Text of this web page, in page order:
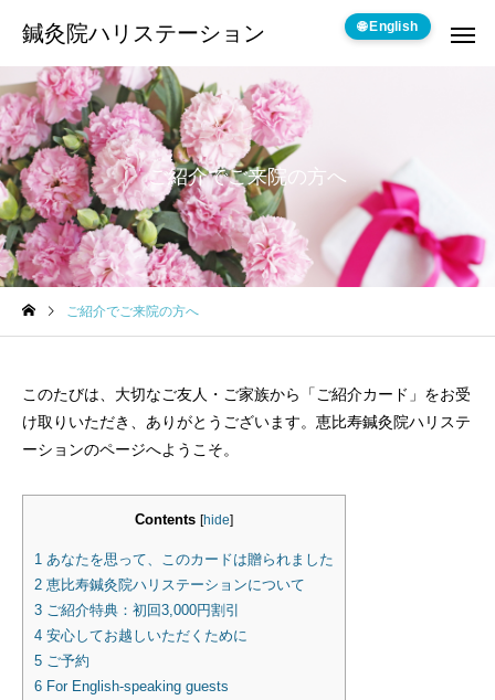
鍼灸院ハリステーション
ご紹介でご来院の方へ
ご紹介でご来院の方へ
このたびは、大切なご友人・ご家族から「ご紹介カード」をお受
け取りいただき、ありがとうございます。恵比寿鍼灸院ハリステ
ーションのページへようこそ。
Contents [hide]
1 あなたを思って、このカードは贈られました
2 恵比寿鍼灸院ハリステーションについて
3 ご紹介特典：初回3,000円割引
4 安心してお越しいただくために
5 ご予約
6 For English-speaking guests
🌐 English